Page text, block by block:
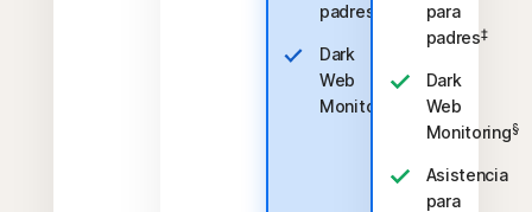
padres
Dark
Web
Monitoring
para
padres‡
Dark
Web
Monitoring§
Asistencia
para